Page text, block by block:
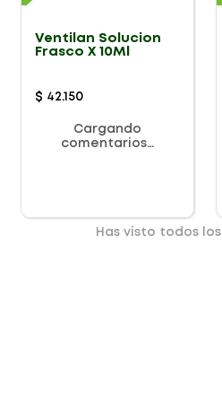
Ventilan Solucion
Frasco X 10Ml
$ 42.150
Cargando
comentarios…
Has visto todos los